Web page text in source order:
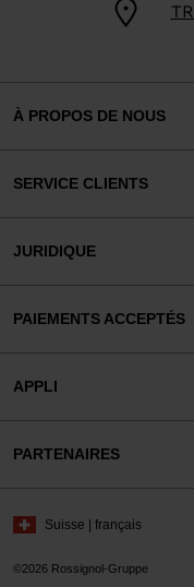
À PROPOS DE NOUS
SERVICE CLIENTS
JURIDIQUE
PAIEMENTS ACCEPTÉS
APPLI
PARTENAIRES
©2026 Rossignol-Gruppe
Suisse | français